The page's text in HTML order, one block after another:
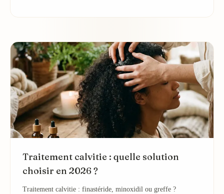
Traitement calvitie : quelle solution
choisir en 2026 ?
Traitement calvitie : finastéride, minoxidil ou greffe ?